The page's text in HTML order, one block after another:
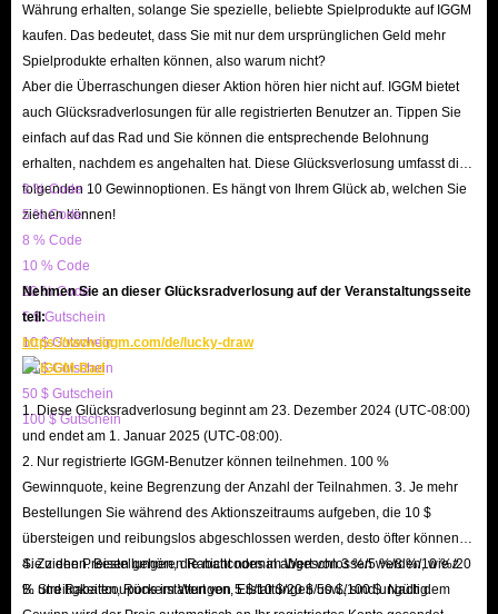
Natürlich basiert IGGM.com nicht nur auf der extrem hohen
Kosteneffizienz der zum Verkauf stehenden Blade & Soul NEO Classic-
Artikel, sondern bietet auch qualitativ hochwertige Dienstleistungen.
Zunächst einmal gibt es mehrere sichere Zahlungsmethoden und
Verschlüsselungsmechanismen, um alle Ihre Transaktionen zu schützen,
und IGGM.com garantiert, dass alle von Ihnen eingegebenen persönlichen
Egal, ob Sie die hohe Kosteneffizienz der BNS NEO-Artikel oder einen
hochwertigen Kundenservice benötigen, IGGM.com kann Sie
zufriedenstellen und ist bestrebt, das Beste zu geben. Wir freuen uns auf
Ihren Besuch hier!
Währung erhalten, solange Sie spezielle, beliebte Spielprodukte auf IGGM
kaufen. Das bedeutet, dass Sie mit nur dem ursprünglichen Geld mehr
Spielprodukte erhalten können, also warum nicht?
Aber die Überraschungen dieser Aktion hören hier nicht auf. IGGM bietet
auch Glücksradverlosungen für alle registrierten Benutzer an. Tippen Sie
einfach auf das Rad und Sie können die entsprechende Belohnung
erhalten, nachdem es angehalten hat. Diese Glücksverlosung umfasst die
folgenden 10 Gewinnoptionen. Es hängt von Ihrem Glück ab, welchen Sie
ziehen können!
3 % Code
5 % Code
8 % Code
10 % Code
20 % Code
5 $ Gutschein
10 $ Gutschein
20 $ Gutschein
50 $ Gutschein
100 $ Gutschein
Nehmen Sie an dieser Glücksradverlosung auf der Veranstaltungsseite
teil:
https://www.iggm.com/de/lucky-draw
1. Diese Glücksradverlosung beginnt am 23. Dezember 2024 (UTC-08:00)
und endet am 1. Januar 2025 (UTC-08:00).
2. Nur registrierte IGGM-Benutzer können teilnehmen. 100 %
Gewinnquote, keine Begrenzung der Anzahl der Teilnahmen. 3. Je mehr
Bestellungen Sie während des Aktionszeitraums aufgeben, die 10 $
übersteigen und reibungslos abgeschlossen werden, desto öfter können
Sie ziehen. Bestellungen, die nicht normal abgeschlossen werden, wie z.
B. Streitigkeiten, Rückerstattungen, Erstattungen usw., sind ungültig.
4. Zu den Preisen gehören Rabattcodes im Wert von 3 %/5 %/8 %/10 %/20
% und Rabattcoupons im Wert von 5 $/10 $/20 $/50 $/100 $. Nach dem